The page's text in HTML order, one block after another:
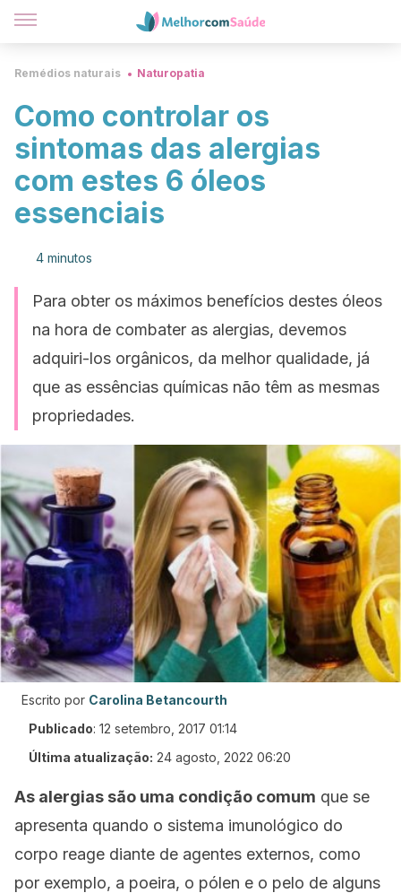
Remédios naturais Naturopatia
Como controlar os
sintomas das alergias
com estes 6 óleos
essenciais
4 minutos
Para obter os máximos benefícios destes óleos
na hora de combater as alergias, devemos
adquiri-los orgânicos, da melhor qualidade, já
que as essências químicas não têm as mesmas
propriedades.
Escrito por Carolina Betancourth
Publicado: 12 setembro, 2017 01:14
Última atualização: 24 agosto, 2022 06:20
As alergias são uma condição comum que se
apresenta quando o sistema imunológico do
corpo reage diante de agentes externos, como
por exemplo, a poeira, o pólen e o pelo de alguns